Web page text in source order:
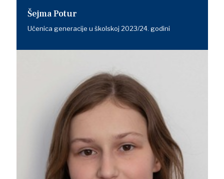
Šejma Potur
Učenica generacije u školskoj 2023/24. godini